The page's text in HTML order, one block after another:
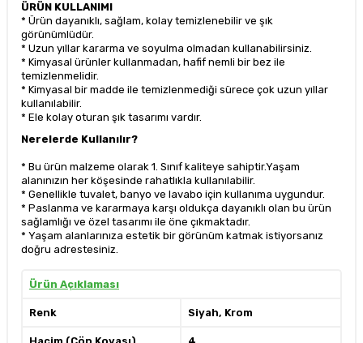
ÜRÜN KULLANIMI
* Ürün dayanıklı, sağlam, kolay temizlenebilir ve şık
görünümlüdür.
* Uzun yıllar kararma ve soyulma olmadan kullanabilirsiniz.
* Kimyasal ürünler kullanmadan, hafif nemli bir bez ile
temizlenmelidir.
* Kimyasal bir madde ile temizlenmediği sürece çok uzun yıllar
kullanılabilir.
* Ele kolay oturan şık tasarımı vardır.
Nerelerde Kullanılır?
* Bu ürün malzeme olarak 1. Sınıf kaliteye sahiptir.Yaşam
alanınızın her köşesinde rahatlıkla kullanılabilir.
* Genellikle tuvalet, banyo ve lavabo için kullanıma uygundur.
* Paslanma ve kararmaya karşı oldukça dayanıklı olan bu ürün
sağlamlığı ve özel tasarımı ile öne çıkmaktadır.
* Yaşam alanlarınıza estetik bir görünüm katmak istiyorsanız
doğru adrestesiniz.
Ürün Açıklaması
Renk Siyah, Krom